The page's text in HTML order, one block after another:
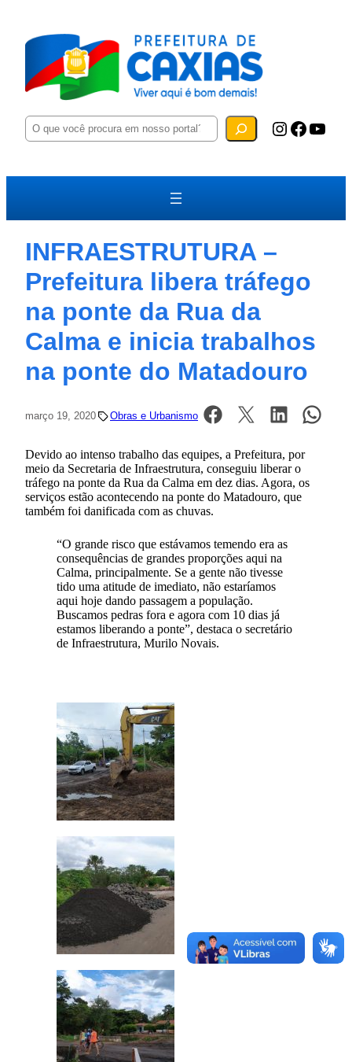
P
e
u
a
Instagram Facebook YouTube
INFRAESTRUTURA –
Prefeitura libera tráfego
na ponte da Rua da
Calma e inicia trabalhos
na ponte do Matadouro
março 19, 2020 Obras e Urbanismo
Devido ao intenso trabalho das equipes, a Prefeitura, por
meio da Secretaria de Infraestrutura, conseguiu liberar o
tráfego na ponte da Rua da Calma em dez dias. Agora, os
serviços estão acontecendo na ponte do Matadouro, que
também foi danificada com as chuvas.
“O grande risco que estávamos temendo era as
consequências de grandes proporções aqui na
Calma, principalmente. Se a gente não tivesse
tido uma atitude de imediato, não estaríamos
aqui hoje dando passagem a população.
Buscamos pedras fora e agora com 10 dias já
estamos liberando a ponte”, destaca o secretário
de Infraestrutura, Murilo Novais.